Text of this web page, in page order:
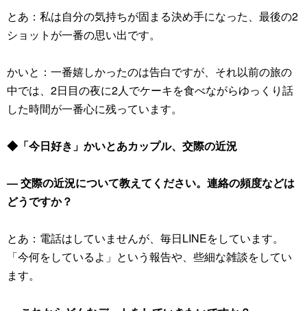
とあ：私は自分の気持ちが固まる決め手になった、最後の2
ショットが一番の思い出です。
かいと：一番嬉しかったのは告白ですが、それ以前の旅の
中では、2日目の夜に2人でケーキを食べながらゆっくり話
した時間が一番心に残っています。
◆「今日好き」かいとあカップル、交際の近況
― 交際の近況について教えてください。連絡の頻度などは
どうですか？
とあ：電話はしていませんが、毎日LINEをしています。
「今何をしているよ」という報告や、些細な雑談をしてい
ます。